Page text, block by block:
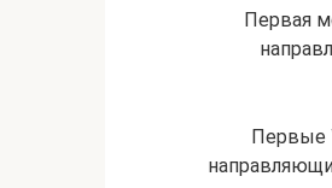
Первая
Первые